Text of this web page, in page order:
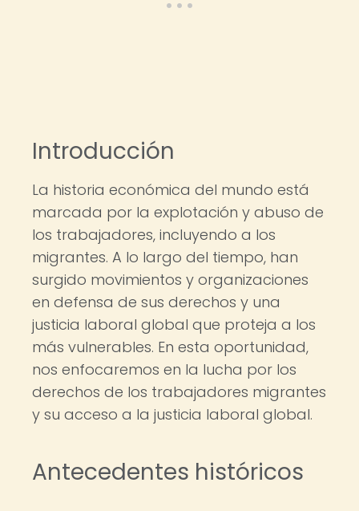
Introducción
La historia económica del mundo está
marcada por la explotación y abuso de
los trabajadores, incluyendo a los
migrantes. A lo largo del tiempo, han
surgido movimientos y organizaciones
en defensa de sus derechos y una
justicia laboral global que proteja a los
más vulnerables. En esta oportunidad,
nos enfocaremos en la lucha por los
derechos de los trabajadores migrantes
y su acceso a la justicia laboral global.
Antecedentes históricos